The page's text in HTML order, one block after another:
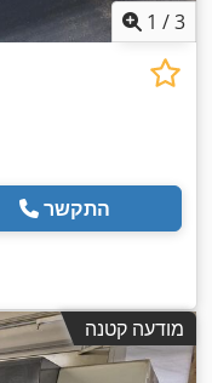
1 /3
התקשר
מודעה קטנה